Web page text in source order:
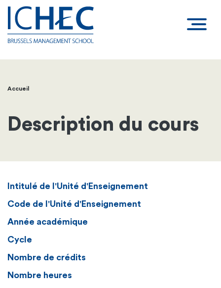
Fil
d'Ariane
Accueil
Description du cours
Intitulé de l'Unité d'Enseignement
Code de l'Unité d'Enseignement
Année académique
Cycle
Nombre de crédits
Nombre heures